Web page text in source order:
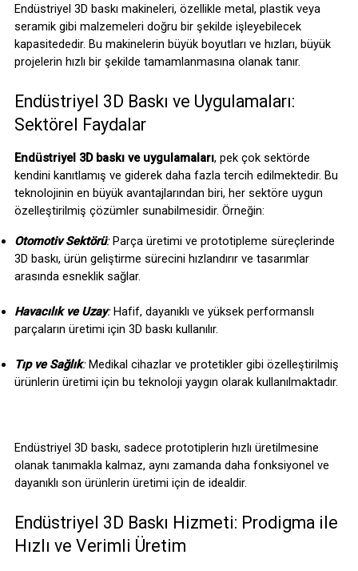
Endüstriyel 3D baskı makineleri, özellikle metal, plastik veya
seramik gibi malzemeleri doğru bir şekilde işleyebilecek
kapasitededir. Bu makinelerin büyük boyutları ve hızları, büyük
projelerin hızlı bir şekilde tamamlanmasına olanak tanır.
Endüstriyel 3D Baskı ve Uygulamaları:
Sektörel Faydalar
Endüstriyel 3D baskı ve uygulamaları, pek çok sektörde
kendini kanıtlamış ve giderek daha fazla tercih edilmektedir. Bu
teknolojinin en büyük avantajlarından biri, her sektöre uygun
özelleştirilmiş çözümler sunabilmesidir. Örneğin:
Otomotiv Sektörü: Parça üretimi ve prototipleme süreçlerinde
3D baskı, ürün geliştirme sürecini hızlandırır ve tasarımlar
arasında esneklik sağlar.
Havacılık ve Uzay: Hafif, dayanıklı ve yüksek performanslı
parçaların üretimi için 3D baskı kullanılır.
Tıp ve Sağlık: Medikal cihazlar ve protetikler gibi özelleştirilmiş
ürünlerin üretimi için bu teknoloji yaygın olarak kullanılmaktadır.
Endüstriyel 3D baskı, sadece prototiplerin hızlı üretilmesine
olanak tanımakla kalmaz, aynı zamanda daha fonksiyonel ve
dayanıklı son ürünlerin üretimi için de idealdir.
Endüstriyel 3D Baskı Hizmeti: Prodigma ile
Hızlı ve Verimli Üretim